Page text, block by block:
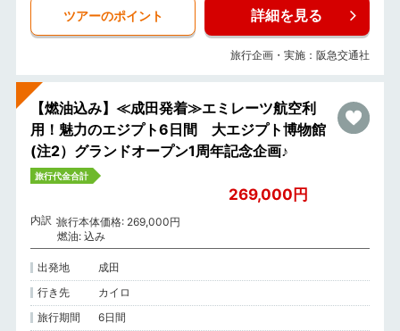
ツアーのポイント 詳細を見る
旅行企画・実施：阪急交通社
【燃油込み】≪成田発着≫エミレーツ航空利
用！魅力のエジプト6日間 大エジプト博物館
(注2）グランドオープン1周年記念企画♪
旅行代金合計
269,000円
内訳 旅行本体価格: 269,000円
燃油: 込み
出発地
成田
行き先
カイロ
旅行期間
6日間